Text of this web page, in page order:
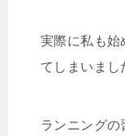
実際に私も始
てしまいまし
ランニング